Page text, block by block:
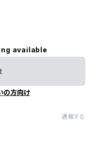
available
の方向け
通報する